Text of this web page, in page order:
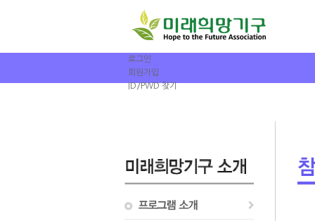
로그인
회원가입
ID/PWD 찾기